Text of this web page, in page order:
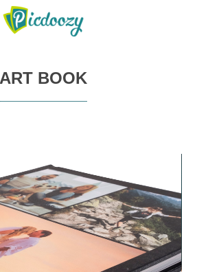
ART BOOK